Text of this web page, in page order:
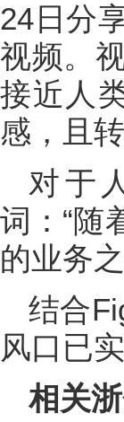
24日分
视频。
接近人
感，且
对于
词：“随
的业务
结合
风口已
相关